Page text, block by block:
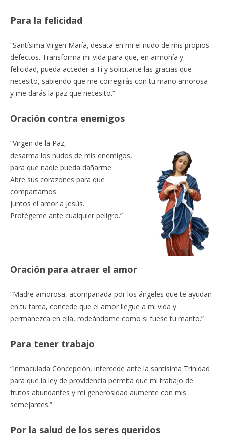
Para la felicidad
“Santísima Virgen María, desata en mi el nudo de mis propios
defectos. Transforma mi vida para que, en armonía y
felicidad, pueda acceder a Tí y solicitarte las gracias que
necesito, sabiendo que me corregirás con tu mano amorosa
y me darás la paz que necesito.”
Oración contra enemigos
“Virgen de la Paz,
desarma los nudos de mis enemigos,
para que nadie pueda dañarme.
Abre sus corazones para que
compartamos
juntos el amor a Jesús.
Protégeme ante cualquier peligro.”
Oración para atraer el amor
“Madre amorosa, acompañada por los ángeles que te ayudan
en tu tarea, concede que el amor llegue a mi vida y
permanezca en ella, rodeándome como si fuese tu manto.”
Para tener trabajo
“Inmaculada Concepción, intercede ante la santísima Trinidad
para que la ley de providencia permita que mi trabajo de
frutos abundantes y mi generosidad aumente con mis
semejantes.”
Por la salud de los seres queridos